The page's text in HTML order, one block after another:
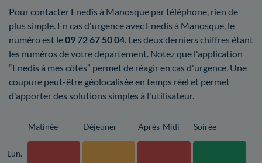
Pour contacter Enedis à Manosque par téléphone, rien de
plus simple. En cas d'urgence avec Enedis à Manosque, le
numéro est le09 72 67 50 04 . Les deux derniers chiffres étant
les numéros de votre département. Notez que l'application
“Enedis à mes côtés” permet de réagir en cas d'urgence. Une
coupure peut-être géolocalisée en temps réel et permet
d'apporter des solutions simples à l'utilisateur.
Matinée Déjeuner Après-Midi Soirée
Lun.